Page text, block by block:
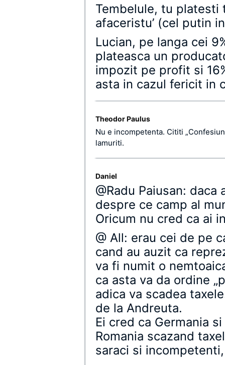
Tembelule, tu platesti
afaceristu’ (cel putin
Lucian, pe langa cei
plateasca un
impozit pe profit si
asta in cazul fericit in
Theodor Paulus
Nu e incompetenta. Cititi
lamuriti.
Daniel
@Radu Paiusan:
despre ce camp al
Oricum nu cred ca ai
@ All: erau cei de pe
cand au auzit ca
va fi numit o
ca asta va da ordine
adica va scadea
de la Andreuta.
Ei cred ca Germania
Romania scazand
saraci si